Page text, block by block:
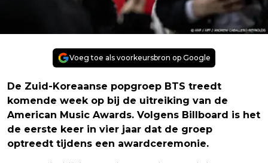
Voeg toe als voorkeursbron op Google
De Zuid-Koreaanse popgroep BTS treedt
komende week op bij de uitreiking van de
American Music Awards. Volgens Billboard is het
de eerste keer in vier jaar dat de groep
optreedt tijdens een awardceremonie.